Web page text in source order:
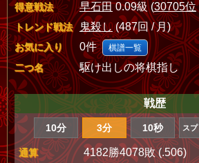
得意戦法 早石田0.09級 (30705位
トレンド戦法 鬼殺し(487回 / 月)
お気に入り 0件 棋譜一覧
二つ名 駆け出しの将棋指し
戦歴
10分 3分 10秒 スプ
通算 4182勝4078敗 (.506)